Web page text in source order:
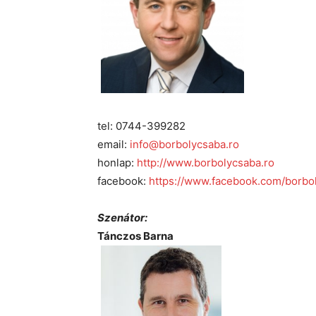
tel: 0744-399282
email: info@borbolycsaba.ro
honlap: http://www.borbolycsaba.ro
facebook: https://www.facebook.com/
Szenátor:
Tánczos Barna